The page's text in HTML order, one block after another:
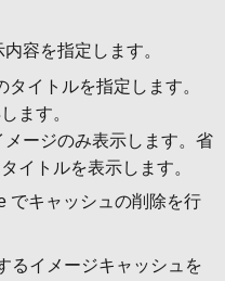
容を指定します。
タイトルを指定します。
ます。
メージのみ表示します。省
イトルを表示します。
でキャッシュの削除を行
るイメージキャッシュを